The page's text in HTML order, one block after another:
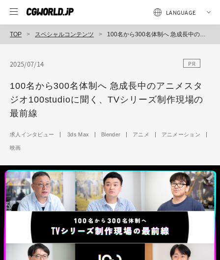
TOP スペシャルコンテンツ 100名から300名体制へ 急成長中のアニメスタジオ100studioに聞く、TVシリーズ制作現場の最前線
2025/07/14 PR
100名から300名体制へ 急成長中のアニメスタ
ジオ100studioに聞く、TVシリーズ制作現場の
最前線
求人インタビュー 3ds Max Blender アニメ アニメーション
映画